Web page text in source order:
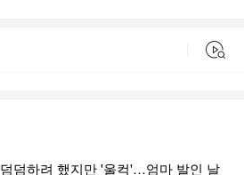
덤덤하려 했지만 '울컥'…엄마 발인 날